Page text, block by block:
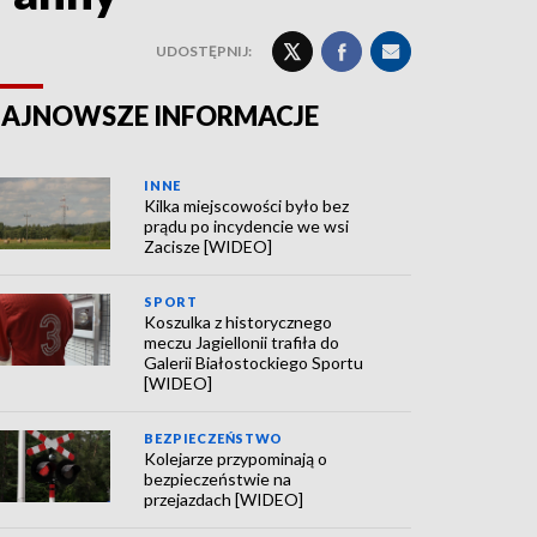
UDOSTĘPNIJ:
INFORMACJE
INNE
Kilka miejscowości było bez
prądu po incydencie we wsi
Zacisze [WIDEO]
SPORT
Koszulka z historycznego
meczu Jagiellonii trafiła do
Galerii Białostockiego Sportu
[WIDEO]
BEZPIECZEŃSTWO
Kolejarze przypominają o
bezpieczeństwie na
przejazdach [WIDEO]